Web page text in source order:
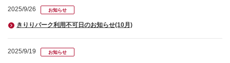
2025/9/26 お知らせ
きりりパーク利用不可日のお知らせ(10月)
2025/9/19 お知らせ